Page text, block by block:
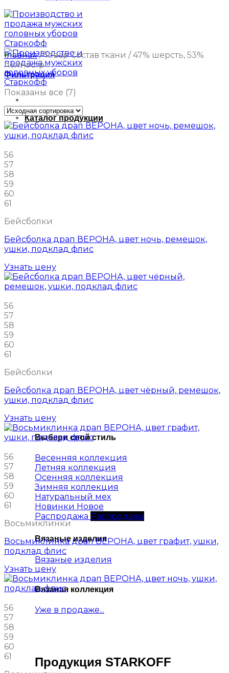
Каталог продукции
Выбери свой стиль
Весенняя коллекция
Летняя коллекция
Осенняя коллекция
Зимняя коллекция
Натуральный мех
Новинки
Распродажа
Вязаные изделия
Вязаные изделия
Вязаная коллекция
Уже в продаже...
Продукция STARKOFF
Главная /Товар Состав ткани / 47% шерсть, 53%
полиэстр
Фильтрация
Показаны все (7)
56
57
58
59
60
61
Бейсболки
Бейсболка драп ВЕРОНА, цвет ночь, ремешок,
ушки, подклад флис
Узнать цену
56
57
58
59
60
61
Бейсболки
Бейсболка драп ВЕРОНА, цвет чёрный, ремешок,
ушки, подклад флис
Узнать цену
56
57
58
59
60
61
Восьмиклинки
Восьмиклинка драп ВЕРОНА, цвет графит, ушки,
подклад флис
Узнать цену
56
57
58
59
60
61